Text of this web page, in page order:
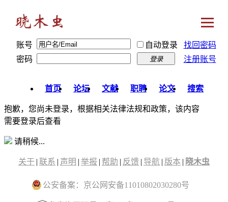
账号 自动登录
找回密码
密码
登录 注册账号
首页 论坛 文献 职聘 论文 搜索
抱歉，您尚未登录，根据相关法律法规和政策，该内容
需要登录后查看
请稍候...
关于 | 联系 | 声明 | 举报 | 帮助 | 反馈 | 导航 | 版本 | 晓木虫
公安备案：京公网安备11010802030280号